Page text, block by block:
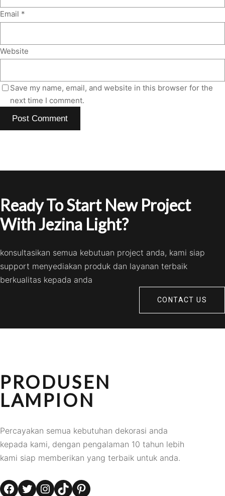
Email *
Website
Save my name, email, and website in this browser for the
next time I comment.
Ready To Start New Project
With Jezina Light?
konsultasikan semua kebutuan project anda, kami siap
support menyediakan produk dan layanan terbaik
berkualitas kepada anda
CONTACT US
PRODUSEN
LAMPION
Percayakan semua kebutuhan dekorasi anda
kepada kami, dengan pengalaman 10 tahun lebih
kami siap memberikan yang terbaik untuk anda.
Facebook Twitter Instagram TikTok Pinterest